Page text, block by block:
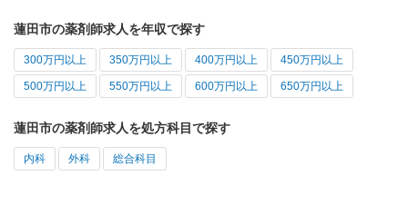
蓮田市の薬剤師求人を年収で探す
300万円以上 350万円以上 400万円以上 450万円以上
500万円以上 550万円以上 600万円以上 650万円以上
蓮田市の薬剤師求人を処方科目で探す
内科 外科 総合科目